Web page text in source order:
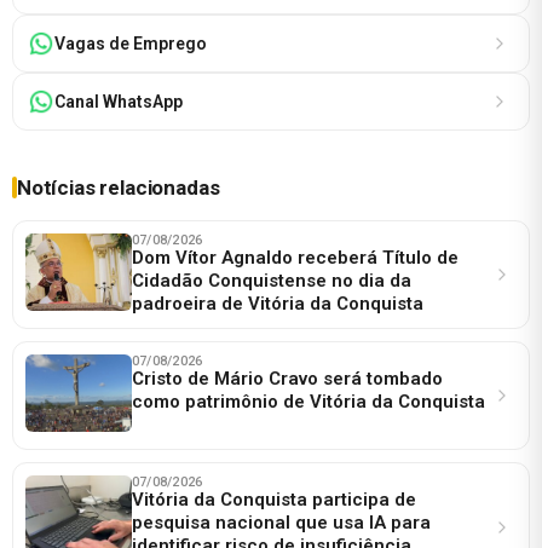
Vagas de Emprego
Canal WhatsApp
Notícias relacionadas
07/08/2026
Dom Vítor Agnaldo receberá Título de
Cidadão Conquistense no dia da
padroeira de Vitória da Conquista
07/08/2026
Cristo de Mário Cravo será tombado
como patrimônio de Vitória da Conquista
07/08/2026
Vitória da Conquista participa de
pesquisa nacional que usa IA para